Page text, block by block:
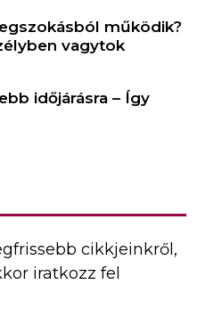
működik?
vagytok
időjárásra – Így
cikkjeinkről,
iratkozz fel